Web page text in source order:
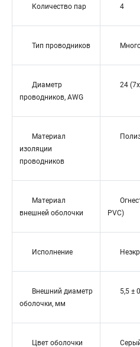
Количество пар 4
Тип проводников
Диаметр
проводников, AWG
24
Материал
изоляции
проводников
Материал
внешней оболочки
PVC)
Исполнение
Внешний диаметр
оболочки, мм
5,5 ±
Цвет оболочки